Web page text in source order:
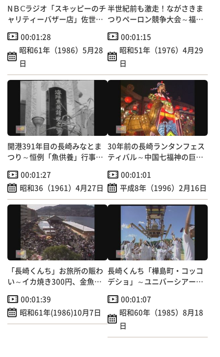
NＢⅭラジオ「スキッピーのチ
ャリティーバザー店」佐世
00:01:28
昭和61年（1986）5月28
日
半世紀前も激走！ながさきま
つりペーロン競争大会～福田
00:01:15
昭和51年（1976）4月29
日
開港391年目の長崎みなとま
つり～恒例「魚供養」行事
00:01:27
昭和36（1961）4月27日
30年前の長崎ランタンフェス
ティバル～中国七福神の巨大
00:01:01
平成8年（1996）2月16日
「長崎くんち」お旅所の賑わ
い～イカ焼き300円、金魚す
00:01:39
昭和61年(1986)10月7日
長崎くんち「樺島町・コッコ
デショ」～ユニバーシアード
00:01:07
昭和60年（1985）8月18
日